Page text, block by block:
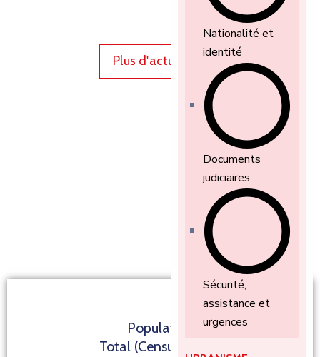
Nationalité et
identité
Documents
judiciaires
Sécurité,
assistance et
urgences
Plus d'actualités
Population
Total (Census 2023)